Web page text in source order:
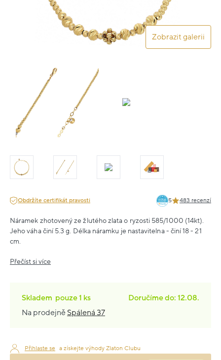
Zobrazit galerii
Obdržíte certifikát pravosti 5 483 recenzí
Náramek zhotovený ze žlutého zlata o ryzosti 585/1000 (14kt).
Jeho váha činí 5.3 g. Délka náramku je nastavitelna - činí 18 - 21
cm.
Přečíst si více
Skladem pouze1 ks
Doručíme do: 12.08.
Na prodejně Spálená 37
Přihlaste se a získejte výhody Zlaton Clubu